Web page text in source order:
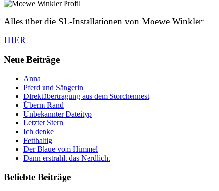
Alles über die SL-Installationen von Moewe Winkler:
HIER
Neue Beiträge
Anna
Pferd und Sängerin
Direktübertragung aus dem Storchennest
Überm Rand
Unbekannter Dateityp
Letzter Stern
Ich denke
Fetthaltig
Der Blaue vom Himmel
Dann erstrahlt das Nerdlicht
Beliebte Beiträge